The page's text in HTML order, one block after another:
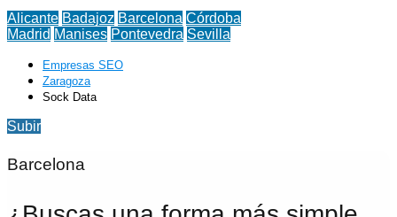
Alicante Badajoz Barcelona Córdoba
Madrid Manises Pontevedra Sevilla
Empresas SEO
Zaragoza
Sock Data
Subir
Barcelona